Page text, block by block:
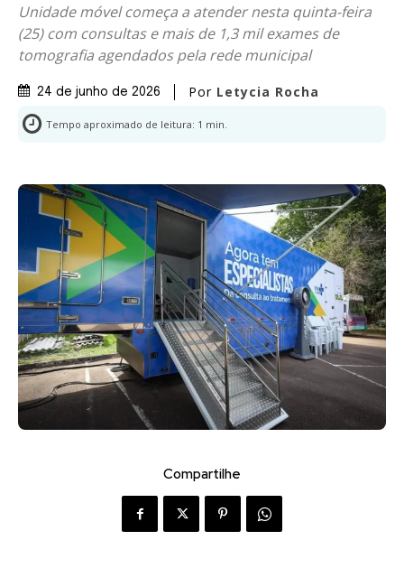
Unidade móvel começa a atender nesta quinta-feira
(25) com consultas e mais de 1,3 mil exames de
tomografia agendados pela rede municipal
24 de junho de 2026 Por Letycia Rocha
Tempo aproximado de leitura: 1 min.
Compartilhe